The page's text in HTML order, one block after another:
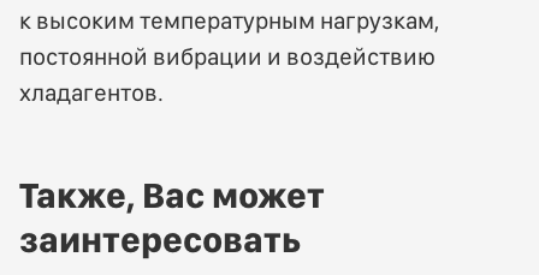
к высоким температурным нагрузкам,
постоянной вибрации и воздействию
хладагентов.
Также, Вас может
заинтересовать